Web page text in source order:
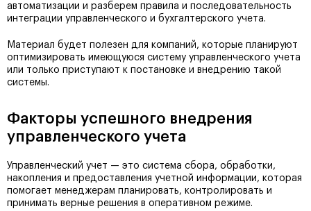
автоматизации и разберем правила и последовательность
интеграции управленческого и бухгалтерского учета.
Материал будет полезен для компаний, которые планируют
оптимизировать имеющуюся систему управленческого учета
или только приступают к постановке и внедрению такой
системы.
Факторы успешного внедрения
управленческого учета
Управленческий учет — это система сбора, обработки,
накопления и предоставления учетной информации, которая
помогает менеджерам планировать, контролировать и
принимать верные решения в оперативном режиме.